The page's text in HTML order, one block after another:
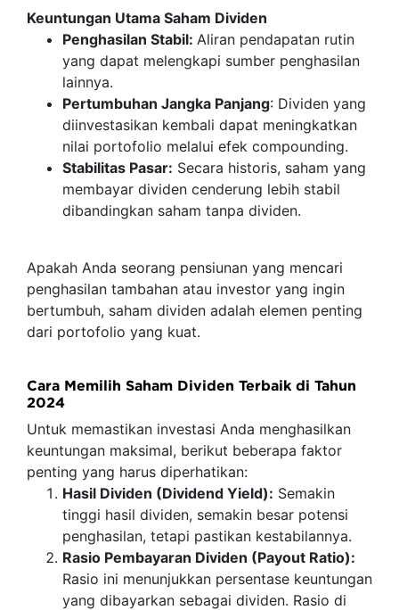
Keuntungan Utama Saham Dividen
Penghasilan Stabil: Aliran pendapatan rutin
yang dapat melengkapi sumber penghasilan
lainnya.
Pertumbuhan Jangka Panjang: Dividen yang
diinvestasikan kembali dapat meningkatkan
nilai portofolio melalui efek compounding.
Stabilitas Pasar: Secara historis, saham yang
membayar dividen cenderung lebih stabil
dibandingkan saham tanpa dividen.
Apakah Anda seorang pensiunan yang mencari
penghasilan tambahan atau investor yang ingin
bertumbuh, saham dividen adalah elemen penting
dari portofolio yang kuat.
Cara Memilih Saham Dividen Terbaik di Tahun
2024
Untuk memastikan investasi Anda menghasilkan
keuntungan maksimal, berikut beberapa faktor
penting yang harus diperhatikan:
Hasil Dividen (Dividend Yield): Semakin
tinggi hasil dividen, semakin besar potensi
penghasilan, tetapi pastikan kestabilannya.
Rasio Pembayaran Dividen (Payout Ratio):
Rasio ini menunjukkan persentase keuntungan
yang dibayarkan sebagai dividen. Rasio di